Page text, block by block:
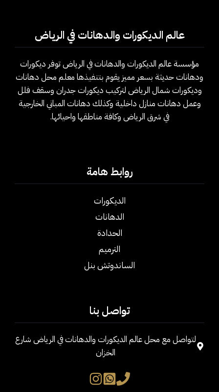
عالم الديكورات والدهانات في الرياض
مؤسسة عالم الديكورات والدهانات في الرياض توفر ديكورات
ودهانات حديثة بسعر مميز يقوم بتنفيذها معلم محل دهانات
وديكورات شمال الرياض لتركيب ديكورات جدران وسقف فلل
وعمل دهانات منازل داخلية وكذلك دهانات المباني الخارجية
في شرق الرياض وكافة مناطقها واحيائها.
روابط هامة
الديكورات
الدهانات
الحدادة
الترميم
الساندوتش بنل
تواصل بنا
لتواصل مع محل عالم الديكورات والدهانات في الرياض شارع
الخزان